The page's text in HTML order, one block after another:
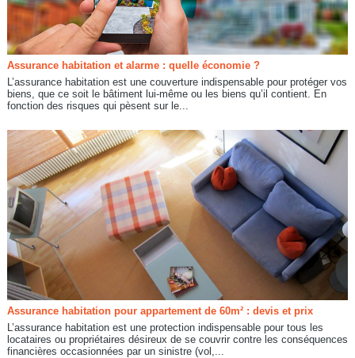
Assurance habitation et alarme : quelle économie ?
L’assurance habitation est une couverture indispensable pour protéger vos
biens, que ce soit le bâtiment lui-même ou les biens qu’il contient. En
fonction des risques qui pèsent sur le...
Assurance habitation pour appartement de 60m² : devis et prix
L’assurance habitation est une protection indispensable pour tous les
locataires ou propriétaires désireux de se couvrir contre les conséquences
financières occasionnées par un sinistre (vol,...